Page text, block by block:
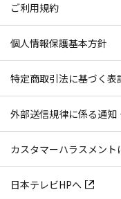
ご利用規約
個人情報保護基本方針
特定商取引法に基づく表
外部送信規律に係る通知
カスタマーハラスメン
日本テレビHPへ